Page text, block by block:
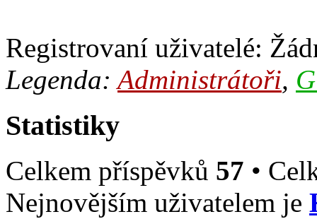
Registrovaní uživatelé:
Legenda:Administrátoři,
Statistiky
Celkem příspěvků 57 •
Nejnovějším uživatelem je